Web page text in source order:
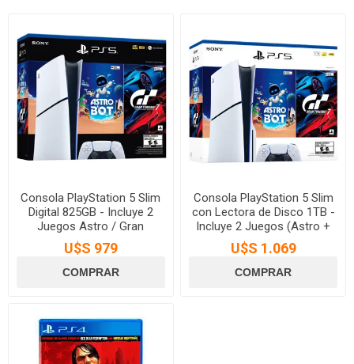
Consola PlayStation 5 Slim
Digital 825GB - Incluye 2
Juegos Astro / Gran
Turismo 7
U$S 979
Consola PlayStation 5 Slim
con Lectora de Disco 1TB -
Incluye 2 Juegos (Astro +
Gran Turismo 7)
U$S 1.069